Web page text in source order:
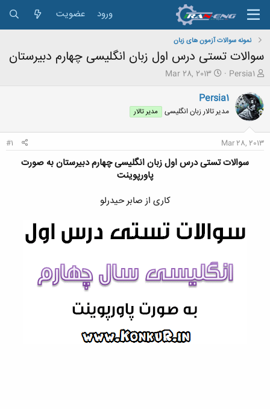
ورود عضویت
نمونه سوالات آزمون های زبان
سوالات تستی درس اول زبان انگلیسی چهارم دبیرستان‎
ش
و
ع
ک
Persia1
ت
ر
ی
خ
ع
Mar 28, 2013
Persia1
مدیر تالار زبان انگلیسی مدیر تالار
Mar 28, 2013
#1
سوالات تستی درس اول زبان انگلیسی چهارم دبیرستان‎ به صورت
پاورپوینت
کاری از صابر حیدرلو​